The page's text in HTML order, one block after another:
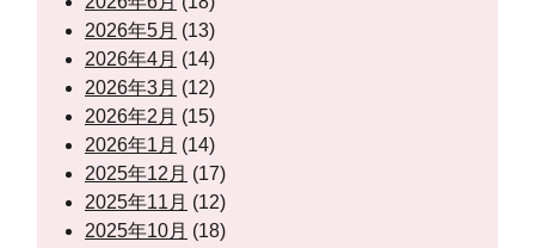
2026年5月 (13)
2026年4月 (14)
2026年3月 (12)
2026年2月 (15)
2026年1月 (14)
2025年12月 (17)
2025年11月 (12)
2025年10月 (18)